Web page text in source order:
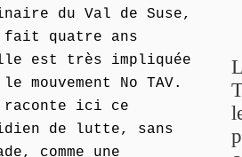
du Val de Suse,
fait quatre ans
est très impliquée
mouvement No TAV.
ici ce
de lutte, sans
comme une